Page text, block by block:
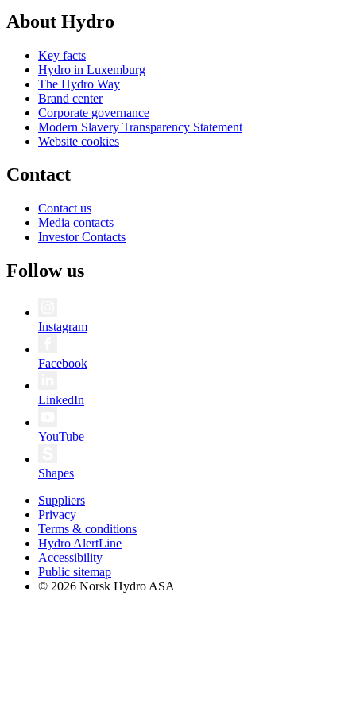
About Hydro
Key facts
Hydro in Luxemburg
The Hydro Way
Brand center
Corporate governance
Modern Slavery Transparency Statement
Website cookies
Contact
Contact us
Media contacts
Investor Contacts
Follow us
Instagram
Facebook
LinkedIn
YouTube
Shapes
Suppliers
Privacy
Terms & conditions
Hydro AlertLine
Accessibility
Public sitemap
© 2026 Norsk Hydro ASA